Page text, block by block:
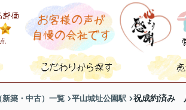
築・中古）一覧 平山城址公園駅 祝成約済み